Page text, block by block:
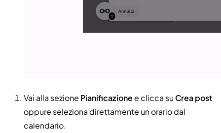
Vai alla sezione Pianificazionee clicca su Crea post
oppure seleziona direttamente un orario dal
calendario.